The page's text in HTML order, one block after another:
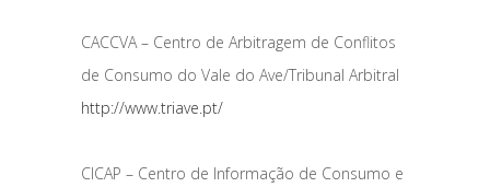
CACCVA – Centro de Arbitragem de Conflitos
de Consumo do Vale do Ave/Tribunal Arbitral
http://www.triave.pt/
CICAP – Centro de Informação de Consumo e